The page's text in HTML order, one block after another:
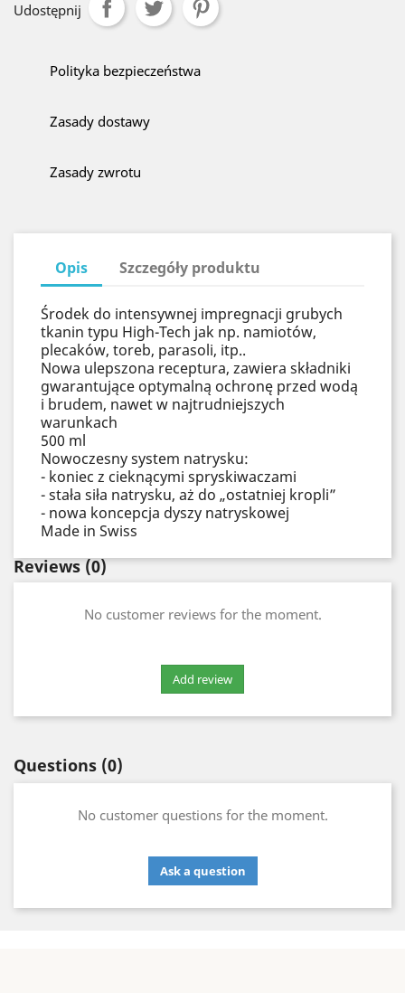
Udostępnij
Polityka bezpieczeństwa
Zasady dostawy
Zasady zwrotu
Opis Szczegóły produktu
Środek do intensywnej impregnacji grubych
tkanin typu High-Tech jak np. namiotów,
plecaków, toreb, parasoli, itp..
Nowa ulepszona receptura, zawiera składniki
gwarantujące optymalną ochronę przed wodą
i brudem, nawet w najtrudniejszych
warunkach
500 ml
Nowoczesny system natrysku:
- koniec z cieknącymi spryskiwaczami
- stała siła natrysku, aż do „ostatniej kropli”
- nowa koncepcja dyszy natryskowej
Made in Swiss
Reviews(0)
No customer reviews for the moment.
Questions (0)
No customer questions for the moment.
Ask a question